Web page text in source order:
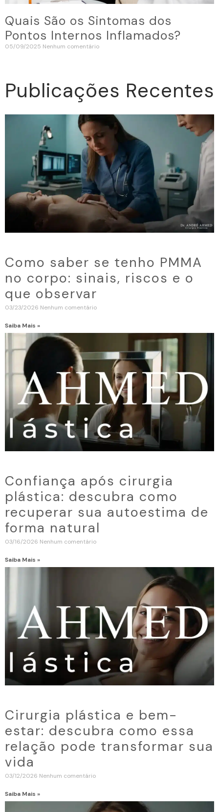
Quais São os Sintomas dos
Pontos Internos Inflamados?
05/09/2025 Nenhum comentário
Publicações Recentes
Como saber se tenho PMMA
no corpo: sinais, riscos e o
que observar
03/23/2026 Nenhum comentário
Saiba Mais »
Confiança após cirurgia
plástica: descubra como
recuperar sua autoestima de
forma natural
03/16/2026 Nenhum comentário
Saiba Mais »
Cirurgia plástica e bem-
estar: descubra como essa
relação pode transformar sua
vida
03/12/2026 Nenhum comentário
Saiba Mais »